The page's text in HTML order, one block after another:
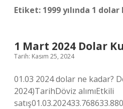
Etiket: 1999 yılında 1
1 Mart 2024 Dolar
Tarih: Kasım 25, 2024
01.03 2024 dolar ne kadar?
2024)TarihDöviz alımıEtkili